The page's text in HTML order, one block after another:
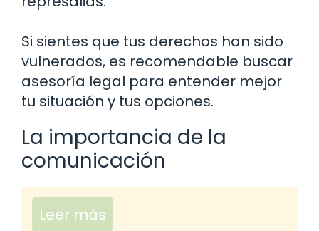
Si sientes que tus derechos han sido
vulnerados, es recomendable buscar
asesoría legal para entender mejor
tu situación y tus opciones.
La importancia de la
comunicación
Leer más